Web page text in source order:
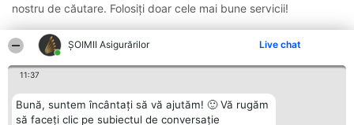
ȘOIMII Asigurărilor Live chat
11:37
Bună, suntem încântați să vă ajutăm! 🙂 Vă rugăm
să faceți clic pe subiectul de conversație
nostru de căutare. Folosiți doar cele mai bune servicii!